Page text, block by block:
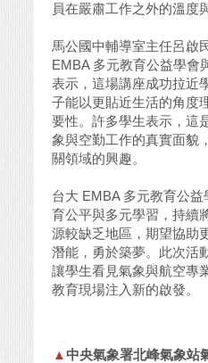
員在嚴肅工作之外的溫度
馬公國中輔導室主任呂啟
EMBA 多元教育公益學會
表示，這場講座成功拉近
子能以更貼近生活的角度
要性。許多學生表示，這
象與空勤工作的真實面貌
關領域的興趣。
台大 EMBA 多元教育公
育公平與多元學習，持續
源較缺乏地區，期望協助
潛能，勇於築夢。此次活
讓學生看見氣象與航空專
教育現場注入新的啟發。
▲ 中央氣象署北峰氣象站